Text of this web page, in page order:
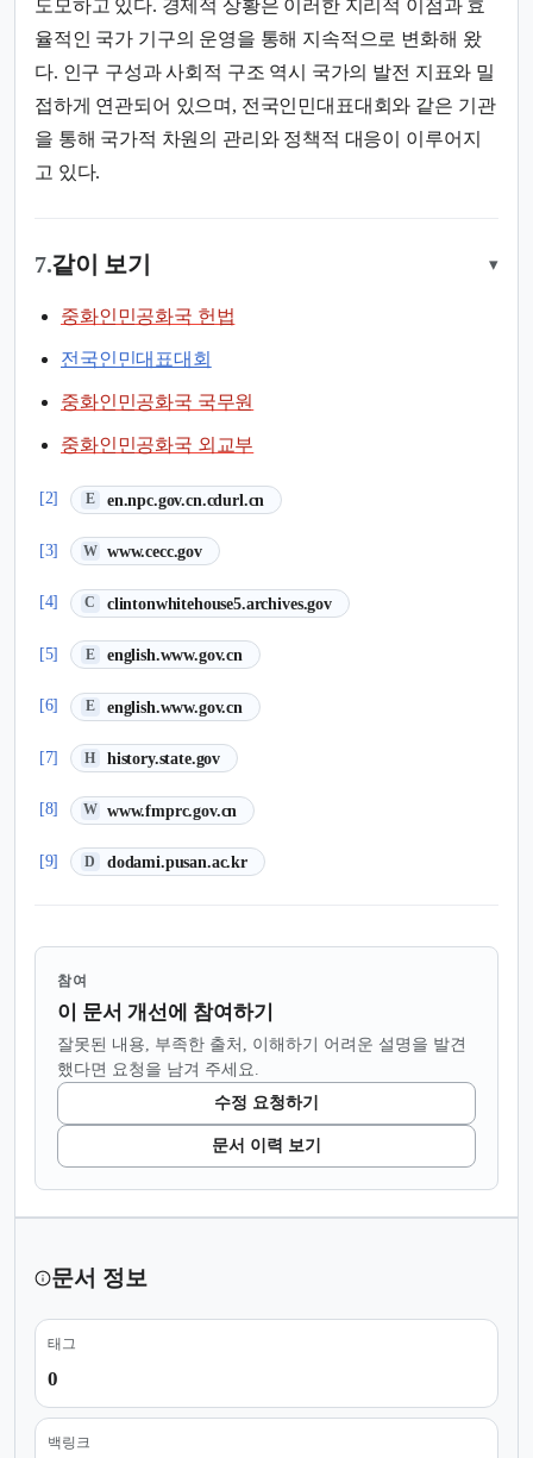
도모하고 있다. 경제적 상황은 이러한 지리적 이점과 효
율적인 국가 기구의 운영을 통해 지속적으로 변화해 왔
다. 인구 구성과 사회적 구조 역시 국가의 발전 지표와 밀
접하게 연관되어 있으며, 전국인민대표대회와 같은 기관
을 통해 국가적 차원의 관리와 정책적 대응이 이루어지
고 있다.
7.같이 보기 ▾
중화인민공화국 헌법
전국인민대표대회
중화인민공화국 국무원
중화인민공화국 외교부
[2] E en.npc.gov.cn.cdurl.cn
(새 탭에서 열림)
[3] W www.cecc.gov
(새 탭에서 열림)
[4] C clintonwhitehouse5.archives.gov
(새 탭에서 열림)
[5] E english.www.gov.cn
(새 탭에서 열림)
[6] E english.www.gov.cn
(새 탭에서 열림)
[7] H history.state.gov
(새 탭에서 열림)
[8] W www.fmprc.gov.cn
(새 탭에서 열림)
[9] D dodami.pusan.ac.kr
(새 탭에서 열림)
참여
이 문서 개선에 참여하기
잘못된 내용, 부족한 출처, 이해하기 어려운 설명을 발견
했다면 요청을 남겨 주세요.
수정 요청하기
문서 이력 보기
문서 정보
태그
0
백링크